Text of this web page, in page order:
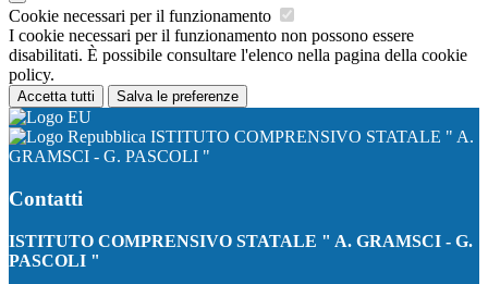
Cookie necessari per il funzionamento
I cookie necessari per il funzionamento non possono essere
disabilitati. È possibile consultare l'elenco nella pagina della cookie
policy.
Accetta tutti Salva le preferenze
ISTITUTO COMPRENSIVO STATALE " A.
GRAMSCI - G. PASCOLI "
Contatti
ISTITUTO COMPRENSIVO STATALE " A. GRAMSCI - G.
PASCOLI "